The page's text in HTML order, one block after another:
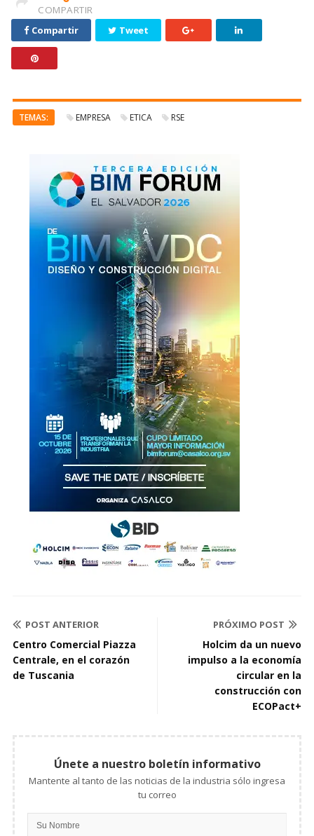
COMPARTIR
Compartir
Tweet
TEMAS: EMPRESA ETICA RSE
POST ANTERIOR
Centro Comercial Piazza
Centrale, en el corazón
de Tuscania
PRÓXIMO POST
Holcim da un nuevo
impulso a la economía
circular en la
construcción con
ECOPact+
Únete a nuestro boletín informativo
Mantente al tanto de las noticias de la industria sólo ingresa
tu correo